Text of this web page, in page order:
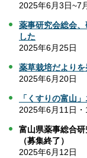
2025年6月3日~7
薬事研究会総会
した
2025年6月25日
薬草栽培だより
2025年6月20日
「 くすりの富山
2025年6月11日・
富山県薬事総合
（募集終了）
2025年6月12日